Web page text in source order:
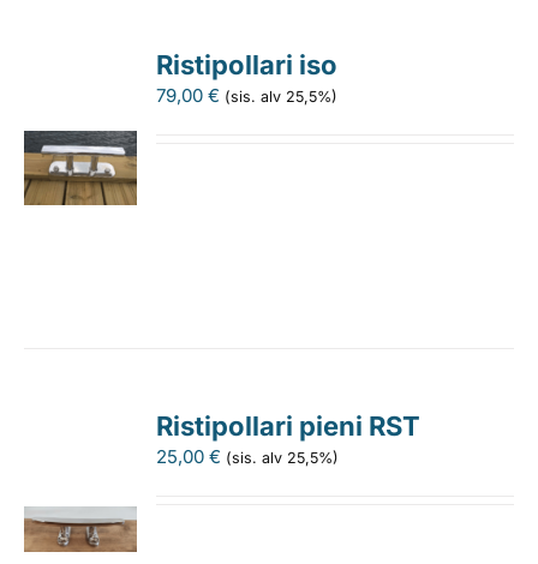
Ristipollari iso
79,00€ (sis. alv 25,5%)
Ristipollari pieni RST
25,00€ (sis. alv 25,5%)